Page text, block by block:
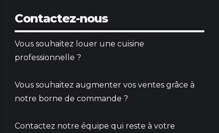
Contactez-nous
Vous souhaitez louer une cuisine
professionnelle ?
Vous souhaitez augmenter vos ventes grâce à
notre borne de commande ?
Contactez notre équipe qui reste à votre